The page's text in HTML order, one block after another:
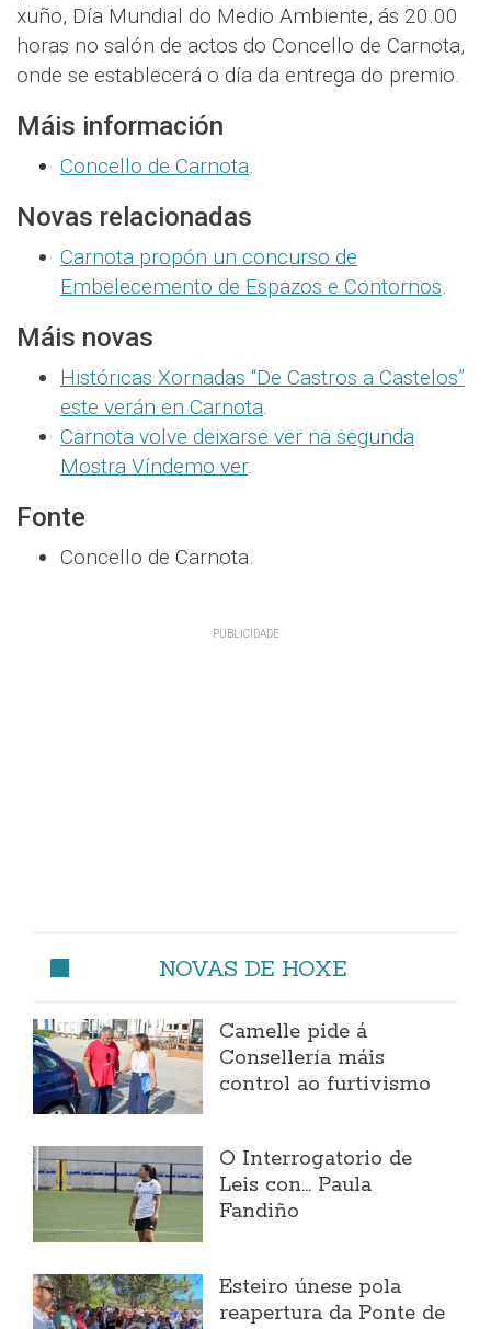
xuño, Día Mundial do Medio Ambiente, ás 20.00
horas no salón de actos do Concello de Carnota,
onde se establecerá o día da entrega do premio.
Máis información
Concello de Carnota.
Novas relacionadas
Carnota propón un concurso de
Embelecemento de Espazos e Contornos.
Máis novas
Históricas Xornadas “De Castros a Castelos”
este verán en Carnota.
Carnota volve deixarse ver na segunda
Mostra Víndemo ver.
Fonte
Concello de Carnota.
NOVAS DE HOXE
Camelle pide á
Consellería máis
control ao furtivismo
O Interrogatorio de
Leis con... Paula
Fandiño
Esteiro únese pola
reapertura da Ponte de